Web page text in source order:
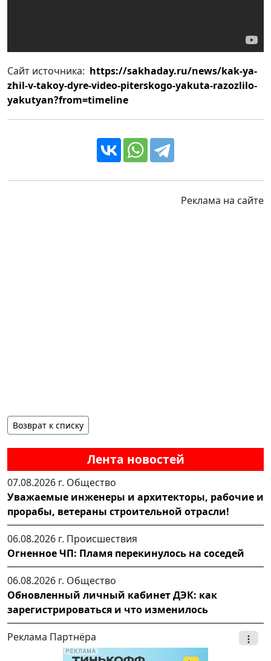
Лента новостей
07.08.2026 г. Общество
Уважаемые инженеры и архитекторы, рабочие и
прорабы, ветераны строительной отрасли!
06.08.2026 г. Происшествия
Огненное ЧП: Пламя перекинулось на соседей
06.08.2026 г. Общество
Обновленный личный кабинет ДЭК: как
зарегистрироваться и что изменилось
Реклама Партнёра
Сайт источника: https://sakhaday.ru/news/kak-ya-
zhil-v-takoy-dyre-video-piterskogo-yakuta-razozlilo-
yakutyan?from=timeline
Реклама на сайте
Возврат к списку